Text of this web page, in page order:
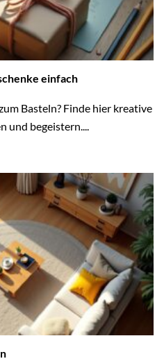
einfach
Basteln? Finde hier kreative
und begeistern....